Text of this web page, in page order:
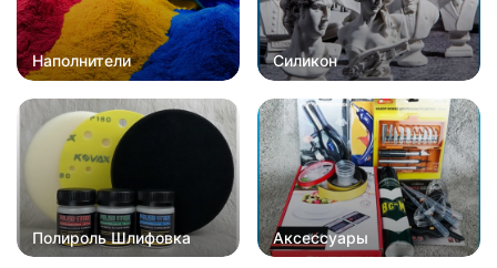
Наполнители Силикон
Полироль Шлифовка Аксессуары